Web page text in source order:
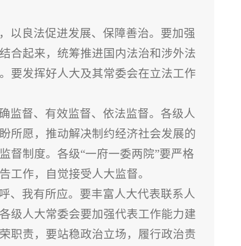
以良法促进发展、保障善治。要加强
合起来，统筹推进国内法治和涉外法
要发挥好人大及其常委会在立法工作
监督、有效监督、依法监督。各级人
所愿，推动解决制约经济社会发展的
督制度。各级“一府一委两院”要严格
工作，自觉接受人大监督。
、我有所应。要丰富人大代表联系人
级人大常委会要加强代表工作能力建
职责，要站稳政治立场，履行政治责